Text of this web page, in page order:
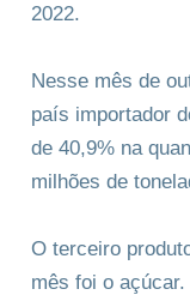
2022.
Nesse mês de
país importador
de 40,9% na
milhões de
O terceiro
mês foi o